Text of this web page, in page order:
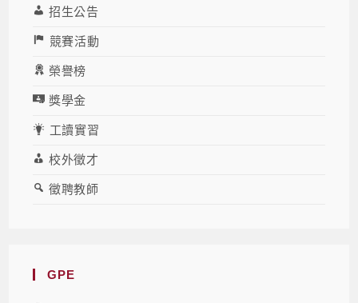
招生公告
競賽活動
榮譽榜
獎學金
工讀實習
校外徵才
徵聘教師
GPE